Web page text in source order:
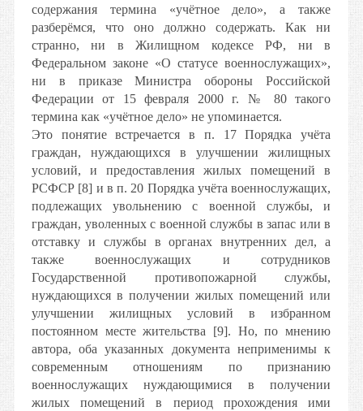
содержания термина «учётное дело», а также
разберёмся, что оно должно содержать. Как ни
странно, ни в Жилищном кодексе РФ, ни в
Федеральном законе «О статусе военнослужащих»,
ни в приказе Министра обороны Российской
Федерации от 15 февраля 2000 г. № 80 такого
термина как «учётное дело» не упоминается.
Это понятие встречается в п. 17 Порядка учёта
граждан, нуждающихся в улучшении жилищных
условий, и предоставления жилых помещений в
РСФСР [8] и в п. 20 Порядка учёта военнослужащих,
подлежащих увольнению с военной службы, и
граждан, уволенных с военной службы в запас или в
отставку и службы в органах внутренних дел, а
также военнослужащих и сотрудников
Государственной противопожарной службы,
нуждающихся в получении жилых помещений или
улучшении жилищных условий в избранном
постоянном месте жительства [9]. Но, по мнению
автора, оба указанных документа неприменимы к
современным отношениям по признанию
военнослужащих нуждающимися в получении
жилых помещений в период прохождения ими